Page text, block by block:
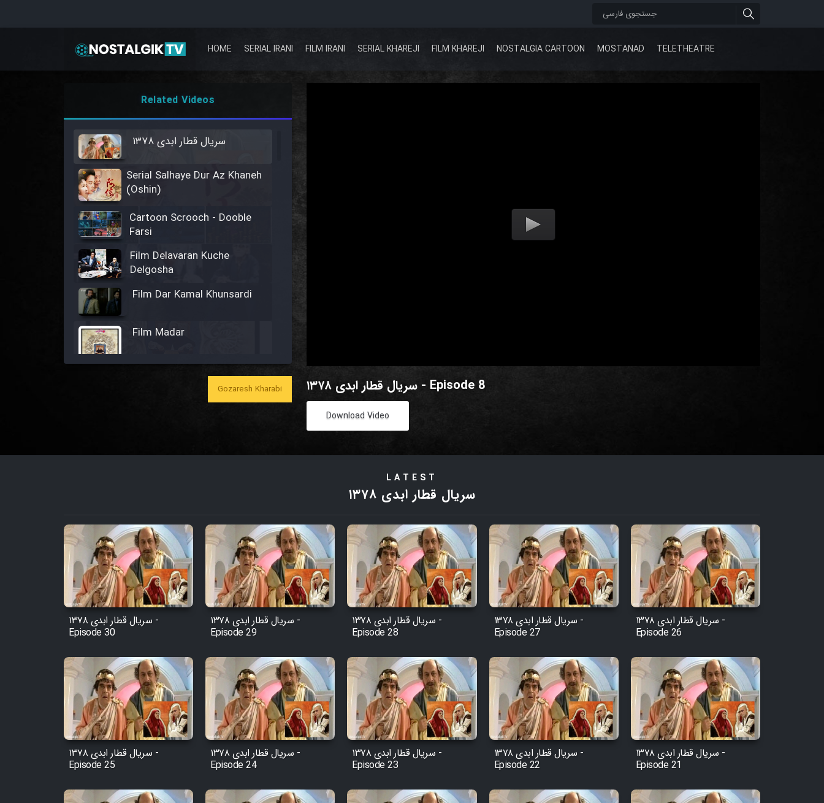
HOME SERIAL IRANI FILM IRANI SERIAL KHAREJI FILM KHAREJI NOSTALGIA CARTOON MOSTANAD TELETHEATRE
سریال قطار ابدی ۱۳۷۸ - Episode 8
Download Video
Related Videos
سریال قطار ابدی ۱۳۷۸
Serial Salhaye Dur Az Khaneh
(Oshin)
Cartoon Scrooch - Dooble
Farsi
Film Delavaran Kuche
Delgosha
Film Dar Kamal Khunsardi
Film Madar
Film Bozorg Kheily Bozorg
Film Arabeh Marg
Film Avar
Film Behtarin Tabestan Man
Film Mard Aftabi
Film Salam be Entezar
Gozaresh Kharabi
LATEST
سریال قطار ابدی ۱۳۷۸
سریال قطار ابدی ۱۳۷۸ -
Episode 30
سریال قطار ابدی ۱۳۷۸ -
Episode 29
سریال قطار ابدی ۱۳۷۸ -
Episode 28
سریال قطار ابدی ۱۳۷۸ -
Episode 27
سریال قطار ابدی ۱۳۷۸ -
Episode 26
سریال قطار ابدی ۱۳۷۸ -
Episode 25
سریال قطار ابدی ۱۳۷۸ -
Episode 24
سریال قطار ابدی ۱۳۷۸ -
Episode 23
سریال قطار ابدی ۱۳۷۸ -
Episode 22
سریال قطار ابدی ۱۳۷۸ -
Episode 21